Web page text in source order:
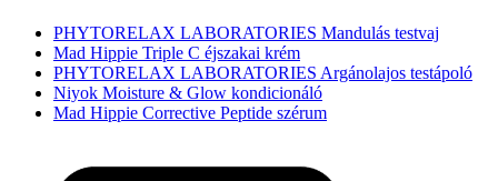
PHYTORELAX LABORATORIES Mandulás testvaj
Mad Hippie Triple C éjszakai krém
PHYTORELAX LABORATORIES Argánolajos testápoló
Niyok Moisture & Glow kondicionáló
Mad Hippie Corrective Peptide szérum